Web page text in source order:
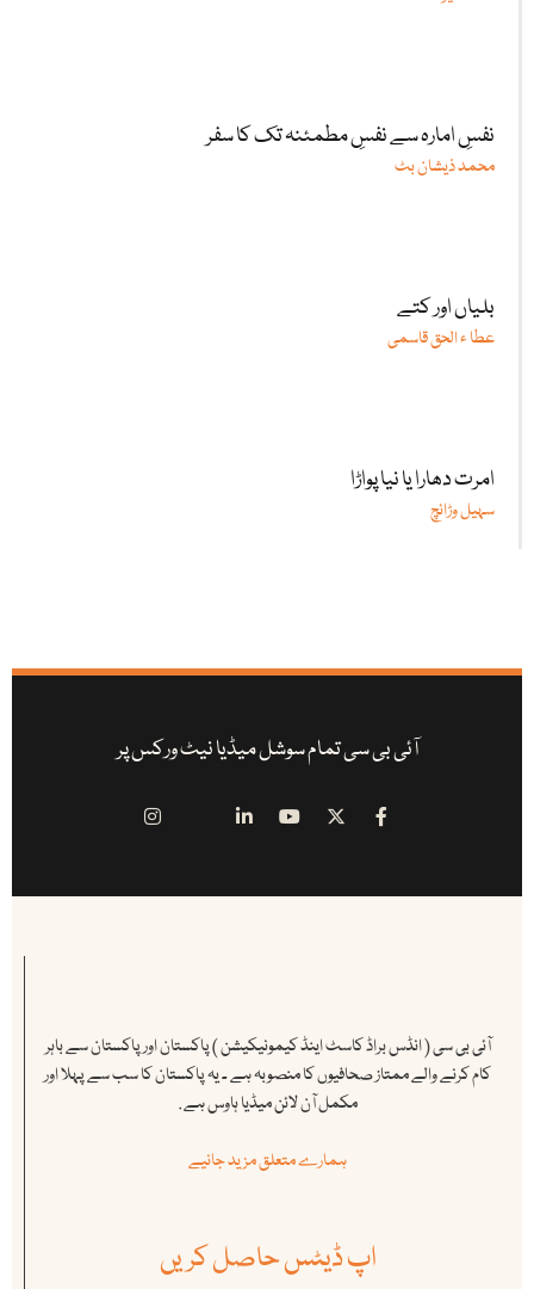
نفسِ امارہ سے نفسِ مطمئنہ تک کا سفر
محمد ذیشان بٹ
بلیاں اور کتے
عطا ء الحق قاسمی
امرت دھارا یا نیا پواڑا
سہیل وڑائچ
آئی بی سی تمام سوشل میڈیا نیٹ ورکس پر
آئی بی سی ( انڈس براڈ کاسٹ اینڈ کیمونیکیشن ) پاکستان اور پاکستان سے باہر
کام کرنے والے ممتاز صحافیوں کا منصوبہ ہے ۔ یہ پاکستان کا سب سے پہلا اور
مکمل آن لائن میڈیا ہاوس ہے .
ہمارے متعلق مزید جانیے
اپ ڈیٹس حاصل کریں